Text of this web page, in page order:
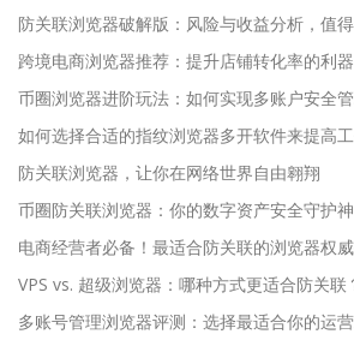
防关联浏览器破解版：风险与收益分析，值
跨境电商浏览器推荐：提升店铺转化率的利器
币圈浏览器进阶玩法：如何实现多账户安全
如何选择合适的指纹浏览器多开软件来提高
防关联浏览器，让你在网络世界自由翱翔
币圈防关联浏览器：你的数字资产安全守护神
电商经营者必备！最适合防关联的浏览器权威
VPS vs. 超级浏览器：哪种方式更适合防关联
多账号管理浏览器评测：选择最适合你的运营